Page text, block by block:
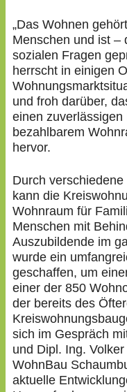
„Das Wohnen
Menschen und ist –
sozialen Fragen
herrscht in einigen
und froh darüber,
einen
bezahlbarem
hervor.
Durch
kann die
Wohnraum für
Menschen mit
Auszubildende im
wurde ein
geschaffen, um
einer der 850
der bereits des
sich im Gespräch
und Dipl. Ing.
WohnBau
aktuelle